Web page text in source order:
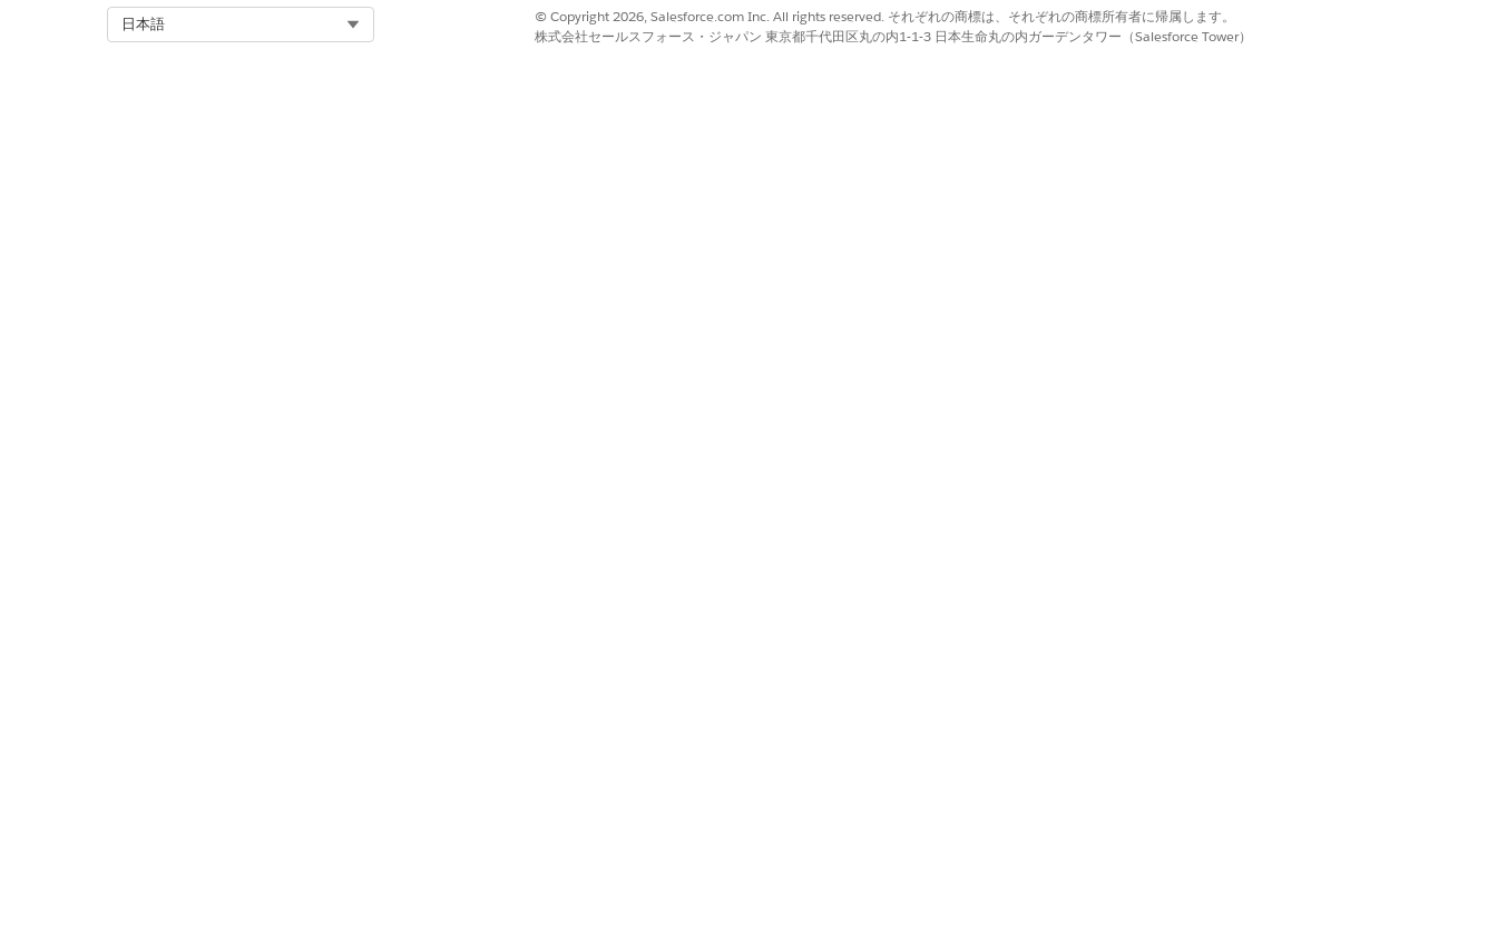
る最後の日付を表します。
この期日までに同意しない場合、組織とデータへのアクセス権
日本語
© Copyright 2026, Salesforce.com Inc. All rights reserved. それぞれの商標は、それぞれの商標所有者に帰属します。
株式会社セールスフォース・ジャパン 東京都千代田区丸の内1-1-3 日本生命丸の内ガーデンタワー（Salesforce Tower）